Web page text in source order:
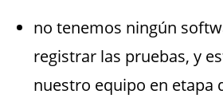
no tenemos ningún
registrar las pruebas, y
nuestro equipo en etapa